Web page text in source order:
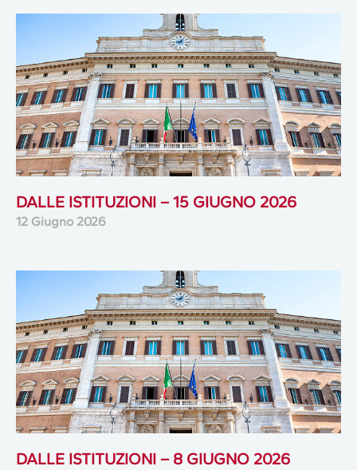
DALLE ISTITUZIONI – 15 GIUGNO 2026
12 Giugno 2026
DALLE ISTITUZIONI – 8 GIUGNO 2026